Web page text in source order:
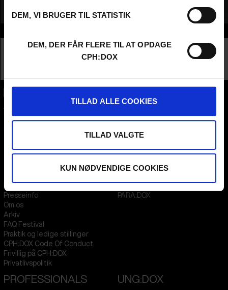
DEM, VI BRUGER TIL STATISTIK
DEM, DER FÅR FLERE TIL AT OPDAGE
CPH:DOX
TILLAD ALLE COOKIES
TILLAD VALGTE
KUN NØDVENDIGE COOKIES
Nationalitet
United States
NEON
Flæsketorvet 60, 3s
1711Copenhagen V
CVR31285569
FESTIVAL 2026 DA
Presseinfo
Om os
Arkiv
FAQ Festival
Praktik og ledige stillinger
CPH:DOX Code Of Conduct
Frivillig på CPH:DOX
Privatlivspolitik
STREAMING
PARA:DOX
PROFESSIONALS UNG:DOX